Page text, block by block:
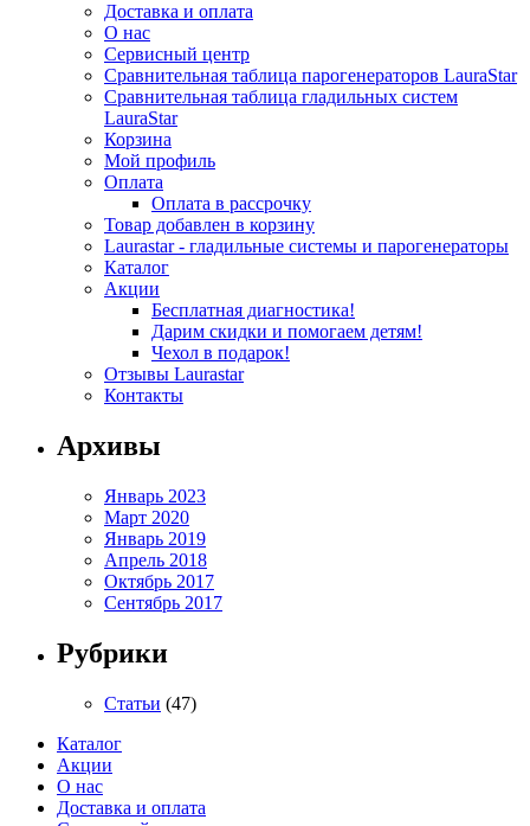
Доставка и оплата
О нас
Сервисный центр
Сравнительная таблица парогенераторов LauraStar
Сравнительная таблица гладильных систем
LauraStar
Корзина
Мой профиль
Оплата
Оплата в рассрочку
Товар добавлен в корзину
Laurastar - гладильные системы и парогенераторы
Каталог
Акции
Бесплатная диагностика!
Дарим скидки и помогаем детям!
Чехол в подарок!
Отзывы Laurastar
Контакты
Архивы
Январь 2023
Март 2020
Январь 2019
Апрель 2018
Октябрь 2017
Сентябрь 2017
Рубрики
Статьи (47)
Каталог
Акции
О нас
Доставка и оплата